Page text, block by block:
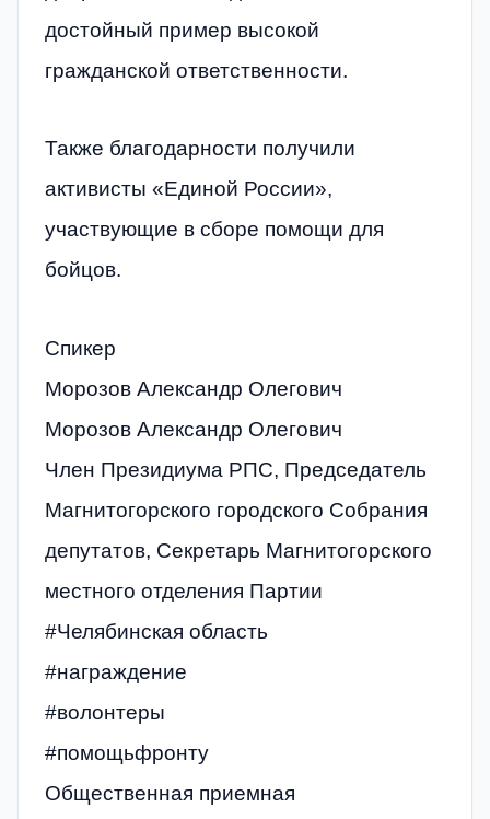
достойный пример высокой
гражданской ответственности.
Также благодарности получили
активисты «Единой России»,
участвующие в сборе помощи для
бойцов.
Спикер
Морозов Александр Олегович
Морозов Александр Олегович
Член Президиума РПС, Председатель
Магнитогорского городского Собрания
депутатов, Секретарь Магнитогорского
местного отделения Партии
#Челябинская область
#награждение
#волонтеры
#помощьфронту
Общественная приемная